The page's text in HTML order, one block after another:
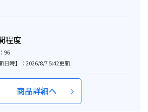
程度
96
日時】：2026/8/7 5:42更新
商品詳細へ